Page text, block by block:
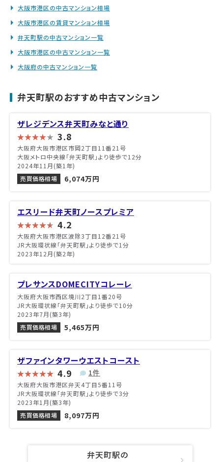
大阪市港区の中古マンション相場
大阪市港区の賃貸マンション相場
弁天町駅の中古マンション一覧
大阪市港区の中古マンション一覧
大阪府の中古マンション一覧
弁天町駅のおすすめ中古マンション
ザレジデンス弁天町みなと通り
3.8
大阪府大阪市港区市岡2丁目11番21号
大阪メトロ中央線「弁天町駅」より徒歩で12分
2024年11月(築1年)
売買価格相場
6,074万円
エスリード弁天町ノースプレミア
4.2
大阪府大阪市港区波除3丁目12番21号
JR大阪環状線「弁天町駅」より徒歩で1分
2023年12月(築2年)
プレサンスDOMECITYコレーレ
大阪府大阪市西区境川2丁目1番20号
JR大阪環状線「弁天町駅」より徒歩で10分
2023年7月(築3年)
売買価格相場
5,465万円
ザファインタワーウエストコースト
4.9 1件
大阪府大阪市港区弁天4丁目5番11号
JR大阪環状線「弁天町駅」より徒歩で3分
2023年1月(築3年)
売買価格相場
8,097万円
弁天町駅の